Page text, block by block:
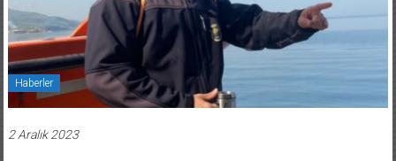
Haberler
2 Aralık 2023